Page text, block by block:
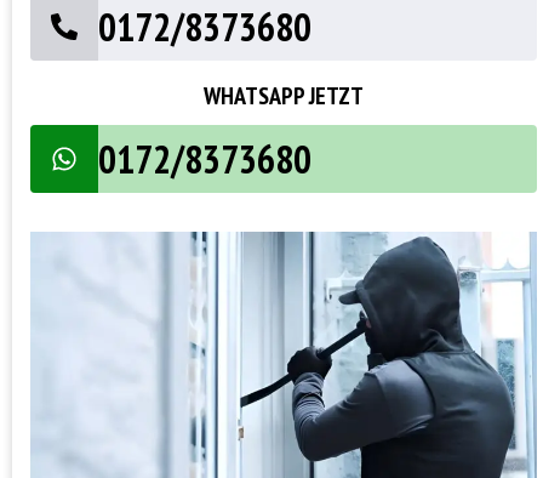
0172/8373680
WHATSAPP JETZT
0172/8373680